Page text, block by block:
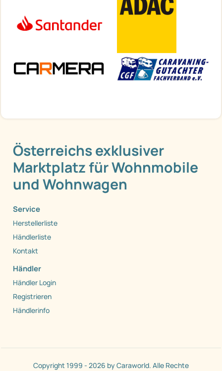
Österreichs exklusiver
Marktplatz für Wohnmobile
und Wohnwagen
Service
Herstellerliste
Händlerliste
Kontakt
Händler
Händler Login
Registrieren
Händlerinfo
Copyright 1999 - 2026 by Caraworld. Alle Rechte